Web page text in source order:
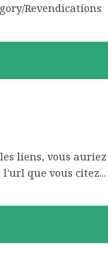
Revendications
liens, vous auriez
que vous citez...